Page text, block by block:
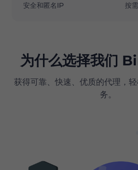
安全和匿名IP 按
为什么选择我们
获得可靠、快速、优质的代理，
务。